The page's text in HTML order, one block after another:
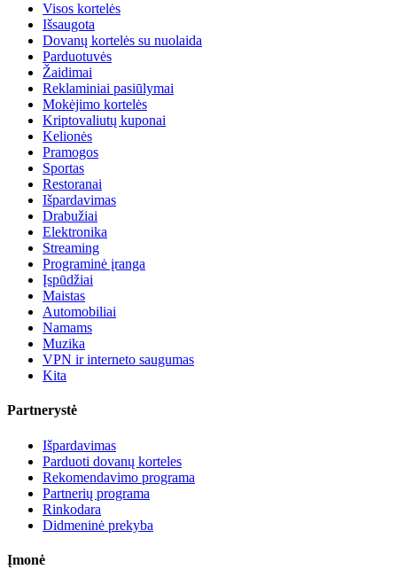
Visos kortelės
Išsaugota
Dovanų kortelės su nuolaida
Parduotuvės
Žaidimai
Reklaminiai pasiūlymai
Mokėjimo kortelės
Kriptovaliutų kuponai
Kelionės
Pramogos
Sportas
Restoranai
Išpardavimas
Drabužiai
Elektronika
Streaming
Programinė įranga
Įspūdžiai
Maistas
Automobiliai
Namams
Muzika
VPN ir interneto saugumas
Kita
Partnerystė
Išpardavimas
Parduoti dovanų korteles
Rekomendavimo programa
Partnerių programa
Rinkodara
Didmeninė prekyba
Įmonė